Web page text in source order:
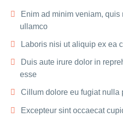
Enim ad minim veniam, quis
ullamco
Laboris nisi ut aliquip ex ea
Duis aute irure dolor in
esse
Cillum dolore eu fugiat nulla
Excepteur sint occaecat